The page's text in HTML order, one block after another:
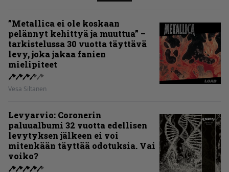
”Metallica ei ole koskaan
pelännyt kehittyä ja muuttua” –
tarkistelussa 30 vuotta täyttävä
levy, joka jakaa fanien
mielipiteet
Vesa Siltanen
Levyarvio: Coronerin
paluualbumi 32 vuotta edellisen
levytyksen jälkeen ei voi
mitenkään täyttää odotuksia. Vai
voiko?